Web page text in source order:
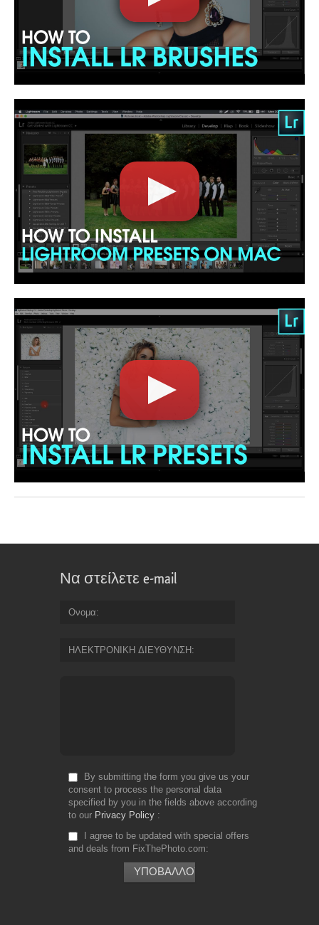
Να στείλετε e-mail
Ονομα
ΗΛΕΚΤΡΟΝΙΚΗ ΔΙΕΥΘΥΝΣΗ
By submitting the form you give us your
consent to process the personal data
specified by you in the fields above according
to our Privacy Policy
I agree to be updated with special offers
and deals from FixThePhoto.com